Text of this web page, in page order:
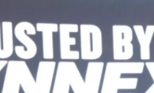
การดำเนินงานแข็งแกร่ง กำไรสุทธิ
จากช่วงเดียวกันของปีก่อน สูงกว่าการ
ว่างกาล 0.10 บาทต่อหุ้น โดยกำหนดวันที่
เงินปันผลวันที่